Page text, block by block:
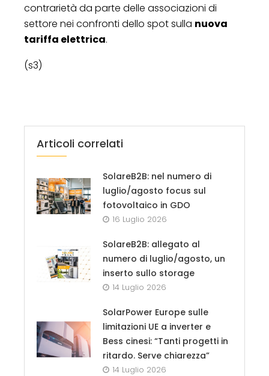
contrarietà da parte delle associazioni di
settore nei confronti dello spot sulla nuova
tariffa elettrica.
(s3)
Articoli correlati
SolareB2B: nel numero di
luglio/agosto focus sul
fotovoltaico in GDO
16 Luglio 2026
SolareB2B: allegato al
numero di luglio/agosto, un
inserto sullo storage
14 Luglio 2026
SolarPower Europe sulle
limitazioni UE a inverter e
Bess cinesi: “Tanti progetti in
ritardo. Serve chiarezza”
14 Luglio 2026